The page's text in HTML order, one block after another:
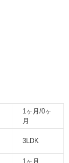
1ヶ月/0ヶ
月
3LDK
1ヶ月